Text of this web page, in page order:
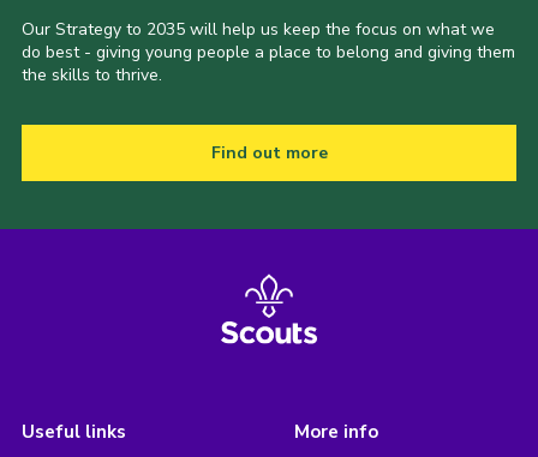
Our Strategy to 2035 will help us keep the focus on what we
do best - giving young people a place to belong and giving them
the skills to thrive.
Find out more
Useful links More info